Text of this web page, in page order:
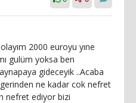
2000 euroyu yıne
gulüm yoksa ben
gideceyik ..Acaba
ne kadar cok nefret
nefret ediyor bizi